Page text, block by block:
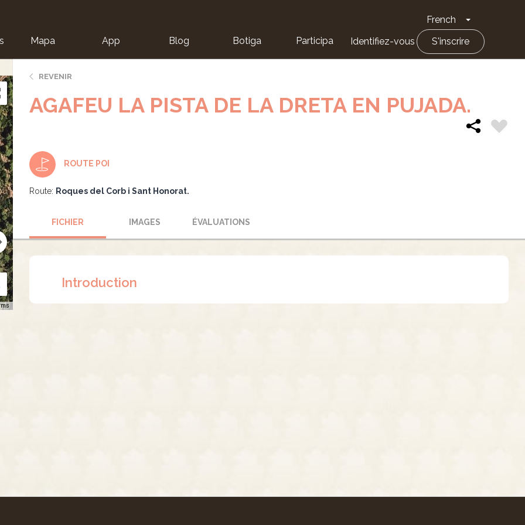
French Toggle
Mapa App Blog Botiga Participa Identifiez-vous S'inscrire
REVENIR
AGAFEU LA PISTA DE LA DRETA EN PUJADA.
ROUTE POI
Route: Roques del Corb i Sant Honorat.
FICHIER IMAGES ÉVALUATIONS
Introduction